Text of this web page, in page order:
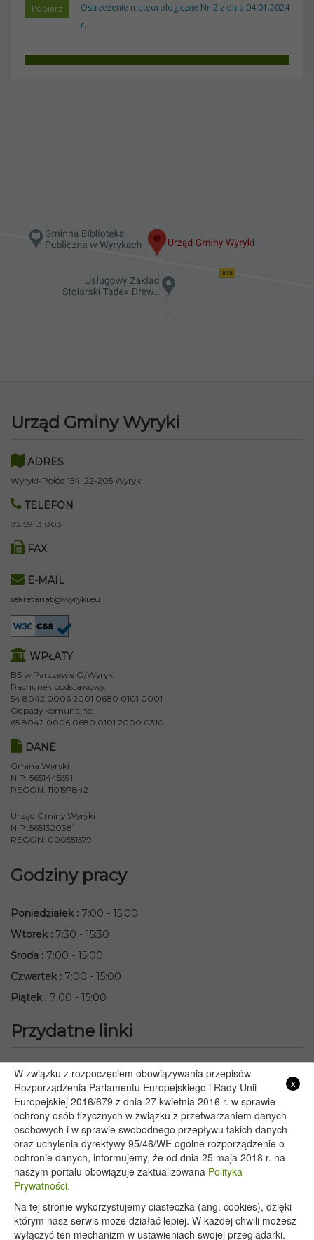
Ostrzeżenie meteorologiczne Nr 2 z dnia 04.01.2024
r.
Urząd Gminy Wyryki
ADRES
Wyryki-Połód 154, 22-205 Wyryki
TELEFON
82 59 13 003
FAX
E-MAIL
sekretariat@wyryki.eu
WPŁATY
BS w Parczewie O/Wyryki
Rachunek podstawowy:
54 8042 0006 2001 0680 0101 0001
Odpady komunalne:
65 8042 0006 0680 0101 2000 0310
DANE
Gmina Wyryki
NIP: 5651445591
REGON: 110197842
Urząd Gminy Wyryki
NIP: 5651320381
REGON: 000551579
Godziny pracy
Poniedziałek : 7:00 - 15:00
Wtorek : 7:30 - 15:30
Środa : 7:00 - 15:00
Czwartek : 7:00 - 15:00
Piątek : 7:00 - 15:00
Przydatne linki
Starostwo Powiatowe we Włodawie
Lubelski Urząd Wojewódzki w Lublinie
Urząd Marszałkowski Województwa Lubelskiego w Lublinie
Serwis Rzeczypospolitej Polskiej
PGE – Planowane wyłączenia prądu
Poczta E-mail
Copyright 2020@ - Urząd Gminy Wyryki
x
W związku z rozpoczęciem obowiązywania przepisów
Rozporządzenia Parlamentu Europejskiego i Rady Unii
Europejskiej 2016/679 z dnia 27 kwietnia 2016 r. w sprawie
ochrony osób fizycznych w związku z przetwarzaniem danych
osobowych i w sprawie swobodnego przepływu takich danych
oraz uchylenia dyrektywy 95/46/WE ogólne rozporządzenie o
ochronie danych, informujemy, że od dnia 25 maja 2018 r. na
naszym portalu obowiązuje zaktualizowana Polityka
Prywatności.
Na tej stronie wykorzystujemy ciasteczka (ang. cookies), dzięki
którym nasz serwis może działać lepiej. W każdej chwili możesz
wyłączyć ten mechanizm w ustawieniach swojej przeglądarki.